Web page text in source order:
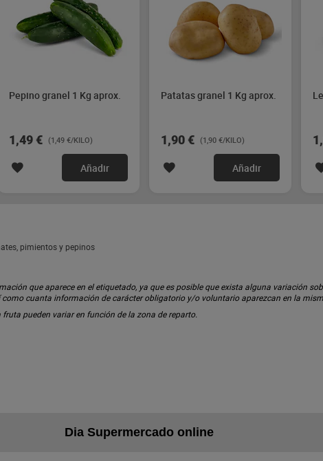
Pepino granel 1 Kg aprox.
1,49 € (1,49 €/KILO)
Añadir
Patatas granel 1 Kg aprox.
1,90 € (1,90 €/KILO)
Añadir
pimientos y pepinos
que aparece en el etiquetado, ya que es posible que exista alguna variación
cuanta información de carácter obligatorio y/o voluntario aparezcan en la
pueden variar en función de la zona de reparto.
Dia Supermercado online